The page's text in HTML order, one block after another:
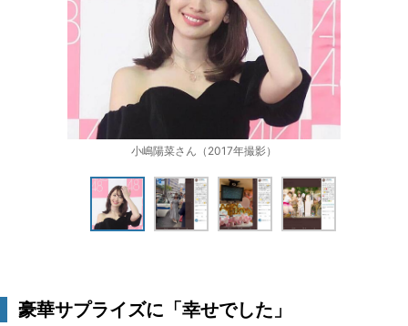
小嶋陽菜さん（2017年撮影）
豪華サプライズに「幸せでした」